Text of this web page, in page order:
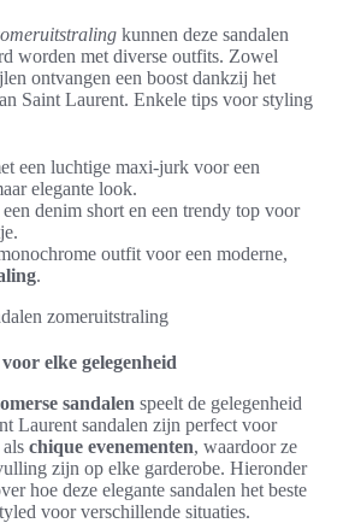
kunnen deze sandalen
worden met diverse outfits. Zowel
ontvangen een boost dankzij het
Saint Laurent. Enkele tips voor styling
een luchtige maxi-jurk voor een
elegante look.
denim short en een trendy top voor
outfit voor een moderne,
.
elke gelegenheid
sandalen speelt de gelegenheid
Laurent sandalen zijn perfect voor
als chique evenementen, waardoor ze
zijn op elke garderobe. Hieronder
hoe deze elegante sandalen het beste
voor verschillende situaties.